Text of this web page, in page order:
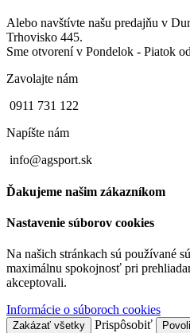
Alebo navštívte našu predajňu v
Trhovisko 445.
Sme otvorení v Pondelok - Piatok
Zavolajte nám
0911 731 122
Napíšte nám
info@agsport.sk
Ďakujeme našim zákazníkom
Nastavenie súborov cookies
Na našich stránkach sú používané
maximálnu spokojnosť pri
akceptovali.
Informácie o súboroch cookies
Zakázať všetky Prispôsobiť